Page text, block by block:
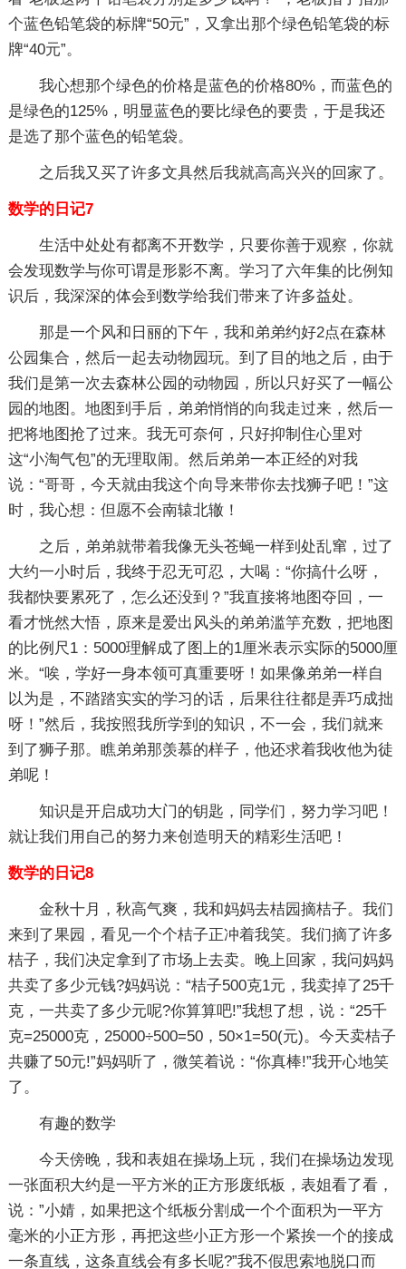
个蓝色铅笔袋的标牌“50元”，又拿出那个绿色铅笔袋的标
牌“40元”。
我心想那个绿色的价格是蓝色的价格80%，而蓝色的
是绿色的125%，明显蓝色的要比绿色的要贵，于是我还
是选了那个蓝色的铅笔袋。
之后我又买了许多文具然后我就高高兴兴的回家了。
数学的日记7
生活中处处有都离不开数学，只要你善于观察，你就
会发现数学与你可谓是形影不离。学习了六年集的比例知
识后，我深深的体会到数学给我们带来了许多益处。
那是一个风和日丽的下午，我和弟弟约好2点在森林
公园集合，然后一起去动物园玩。到了目的地之后，由于
我们是第一次去森林公园的动物园，所以只好买了一幅公
园的地图。地图到手后，弟弟悄悄的向我走过来，然后一
把将地图抢了过来。我无可奈何，只好抑制住心里对
这“小淘气包”的无理取闹。然后弟弟一本正经的对我
说：“哥哥，今天就由我这个向导来带你去找狮子吧！”这
时，我心想：但愿不会南辕北辙！
之后，弟弟就带着我像无头苍蝇一样到处乱窜，过了
大约一小时后，我终于忍无可忍，大喝：“你搞什么呀，
我都快要累死了，怎么还没到？”我直接将地图夺回，一
看才恍然大悟，原来是爱出风头的弟弟滥竽充数，把地图
的比例尺1：5000理解成了图上的1厘米表示实际的5000厘
米。“唉，学好一身本领可真重要呀！如果像弟弟一样自
以为是，不踏踏实实的学习的话，后果往往都是弄巧成拙
呀！”然后，我按照我所学到的知识，不一会，我们就来
到了狮子那。瞧弟弟那羡慕的样子，他还求着我收他为徒
弟呢！
知识是开启成功大门的钥匙，同学们，努力学习吧！
就让我们用自己的努力来创造明天的精彩生活吧！
数学的日记8
金秋十月，秋高气爽，我和妈妈去桔园摘桔子。我们
来到了果园，看见一个个桔子正冲着我笑。我们摘了许多
桔子，我们决定拿到了市场上去卖。晚上回家，我问妈妈
共卖了多少元钱?妈妈说：“桔子500克1元，我卖掉了25千
克，一共卖了多少元呢?你算算吧!”我想了想，说：“25千
克=25000克，25000÷500=50，50×1=50(元)。今天卖桔子
共赚了50元!”妈妈听了，微笑着说：“你真棒!”我开心地笑
了。
有趣的数学
今天傍晚，我和表姐在操场上玩，我们在操场边发现
一张面积大约是一平方米的正方形废纸板，表姐看了看，
说：”小婧，如果把这个纸板分割成一个个面积为一平方
毫米的小正方形，再把这些小正方形一个紧挨一个的接成
一条直线，这条直线会有多长呢?”我不假思索地脱口而